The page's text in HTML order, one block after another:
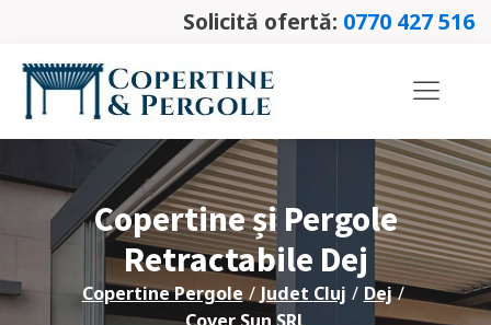
Solicită ofertă: 0770 427 516
Copertine și Pergole
Retractabile Dej
Copertine Pergole / Judet Cluj / Dej /